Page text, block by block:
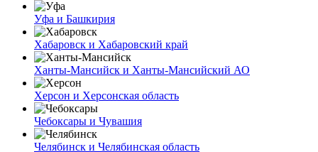
Уфа и Башкирия
Хабаровск и Хабаровский край
Ханты-Мансийск и Ханты-Мансийский АО
Херсон и Херсонская область
Чебоксары и Чувашия
Челябинск и Челябинская область